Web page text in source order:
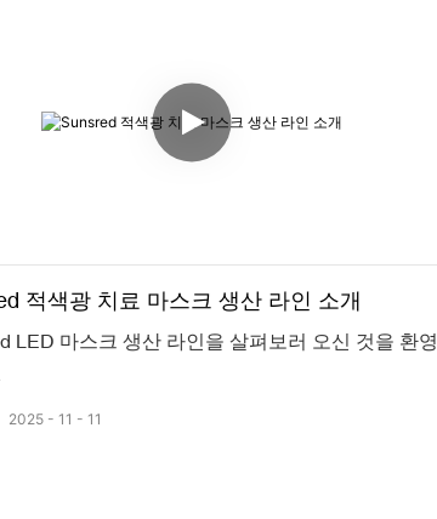
적색광 치료 마스크 생산 라인 소개
LED 마스크 생산 라인을 살펴보러 오신 것을 환영
2025 11 11